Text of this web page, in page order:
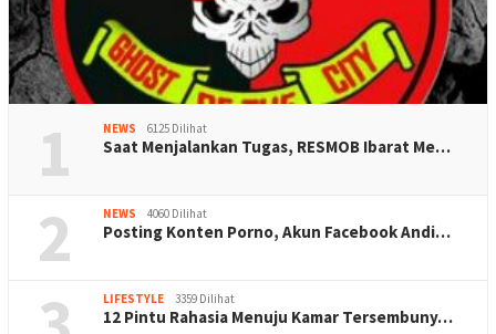
1 NEWS 6125 Dilihat
Saat Menjalankan Tugas, RESMOB Ibarat Me…
2 NEWS 4060 Dilihat
Posting Konten Porno, Akun Facebook Andi…
LIFESTYLE 3359 Dilihat
12 Pintu Rahasia Menuju Kamar Tersembuny…